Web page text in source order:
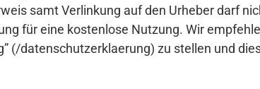
samt Verlinkung auf den Urheber darf
für eine kostenlose Nutzung. Wir
(/datenschutzerklaerung) zu stellen und